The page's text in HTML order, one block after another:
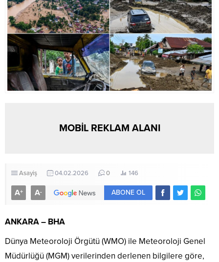
MOBİL REKLAM ALANI
Asayiş 04.02.2026 0 146
A+ A- ABONE OL
ANKARA – BHA
Dünya Meteoroloji Örgütü (WMO) ile Meteoroloji Genel
Müdürlüğü (MGM) verilerinden derlenen bilgilere göre,